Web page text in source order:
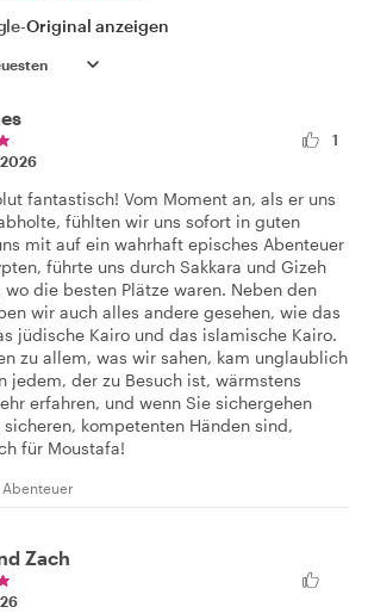
-Original anzeigen
1
fantastisch! Vom Moment an, als er uns
fühlten wir uns sofort in guten
mit auf ein wahrhaft episches Abenteuer
führte uns durch Sakkara und Gizeh
wo die besten Plätze waren. Neben den
wir auch alles andere gesehen, wie das
jüdische Kairo und das islamische Kairo.
zu allem, was wir sahen, kam unglaublich
jedem, der zu Besuch ist, wärmstens
erfahren, und wenn Sie sichergehen
kompetenten Händen sind,
für Moustafa!
Zach